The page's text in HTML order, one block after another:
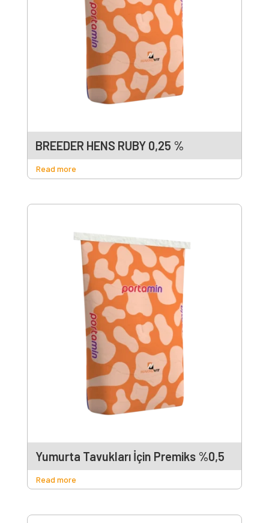
BREEDER HENS RUBY 0,25 %
Read more
Yumurta Tavukları İçin Premiks %0,5
Read more